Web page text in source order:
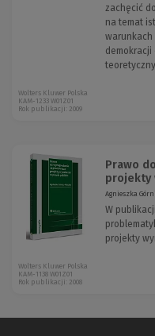
zachęcić
na temat
warunkach
Wolters Kluwer Polska
KAM-1233 W01Z01
Rok publikacji: 2009
Prawo
projekty
Agnieszka
W
projekty
Wolters Kluwer Polska
KAM-1138 W01Z01
Rok publikacji: 2008